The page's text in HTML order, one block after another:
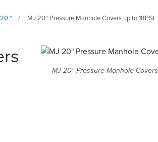
" / MJ 20” Pressure Manhole Covers up to 18PSI
MJ 20" Pressure Manhole Covers